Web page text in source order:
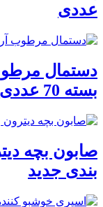
عددی
بسته 70 عددی
بندی جدید